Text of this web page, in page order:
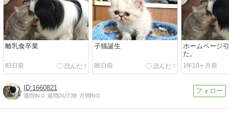
離乳食卒業
83日前
子猫誕生
88日前
ホームページ
た。
1年10ヶ月前
1660821
週間IN:0 週間OUT:38 月間IN:0